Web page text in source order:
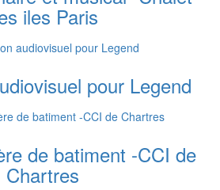
iles Paris
pour Legend
de batiment -CCI de
Chartres